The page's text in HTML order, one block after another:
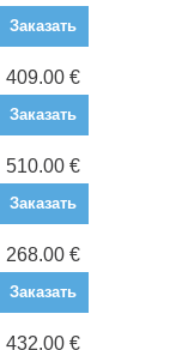
Заказать
409.00 €
Заказать
510.00 €
Заказать
268.00 €
Заказать
432.00 €